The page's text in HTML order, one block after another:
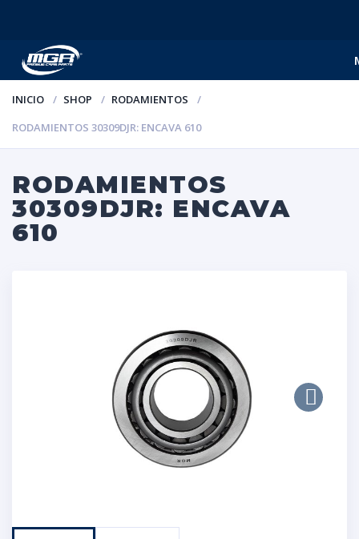
INICIO SHOP
RODAMIENTOS
RODAMIENTOS 30309DJR: ENCAVA 610
RODAMIENTOS
30309DJR: ENCAVA
610